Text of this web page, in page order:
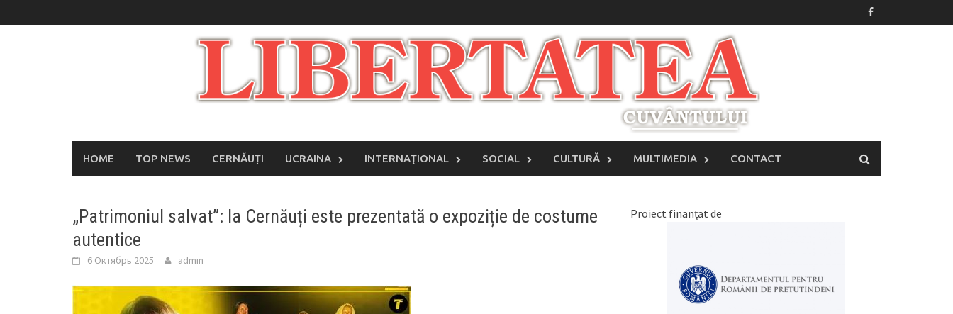
to
HOME TOP NEWS CERNĂUȚI UCRAINA INTERNAŢIONAL SOCIAL CULTURĂ MULTIMEDIA CONTACT
„Patrimoniul salvat”: la Cernăuți este prezentată o expoziție de costume
autentice
6 Октябрь 2025 admin
Proiect finanțat de